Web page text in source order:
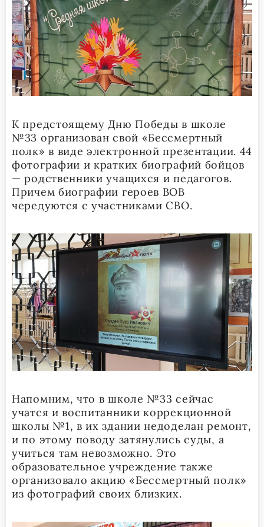
К предстоящему Дню Победы в школе
№33 организован свой «Бессмертный
полк» в виде электронной презентации. 44
фотографии и кратких биографий бойцов
— родственники учащихся и педагогов.
Причем биографии героев ВОВ
чередуются с участниками СВО.
Напомним, что в школе №33 сейчас
учатся и воспитанники коррекционной
школы №1, в их здании недоделан ремонт,
и по этому поводу затянулись суды, а
учиться там невозможно. Это
образовательное учреждение также
организовало акцию «Бессмертный полк»
из фотографий своих близких.